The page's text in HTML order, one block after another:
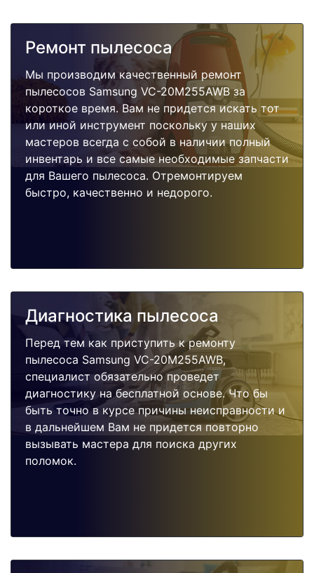
Ремонт пылесоса
Мы производим качественный ремонт
пылесосов Samsung VC-20M255AWB за
короткое время. Вам не придется искать тот
или иной инструмент поскольку у наших
мастеров всегда с собой в наличии полный
инвентарь и все самые необходимые запчасти
для Вашего пылесоса. Отремонтируем
быстро, качественно и недорого.
Диагностика пылесоса
Перед тем как приступить к ремонту
пылесоса Samsung VC-20M255AWB,
специалист обязательно проведет
диагностику на бесплатной основе. Что бы
быть точно в курсе причины неисправности и
в дальнейшем Вам не придется повторно
вызывать мастера для поиска других
поломок.